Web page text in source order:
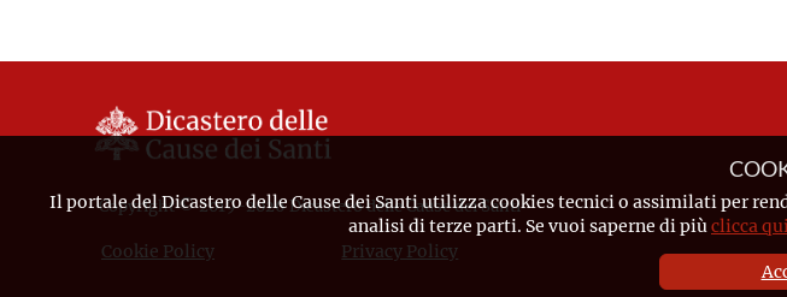
Copyright © 2019-2026 Dicastero delle Cause dei Santi
Cookie Policy Privacy Policy
Il portale del Dicastero delle Cause dei Santi utilizza cookies tecnici o assimilati per
analisi di terze parti. Se vuoi saperne di piùclicca